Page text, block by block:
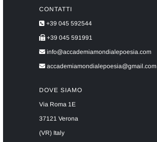
CONTATTI
+39 045 592544
+39 045 591991
info@accademiamondialepoesia.com
accademiamondialepoesia@gmail.com
DOVE SIAMO
Via Roma 1E
37121 Verona
(VR) Italy